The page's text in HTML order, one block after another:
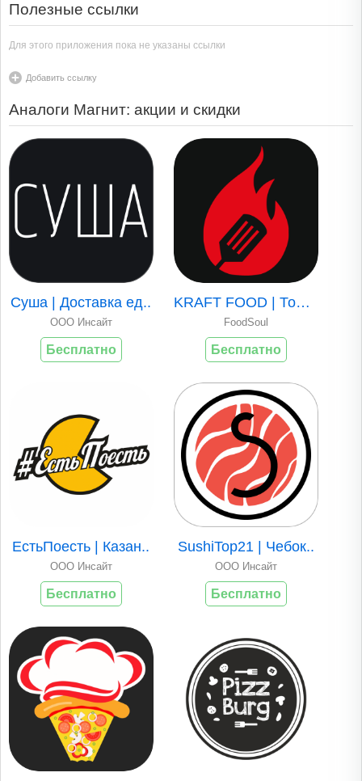
Полезные ссылки
Для этого приложения пока не указаны ссылки
Добавить ссылку
Аналоги Магнит: акции и скидки
Суша | Доставка ед..
ООО Инсайт
Бесплатно
KRAFT FOOD | Толья..
FoodSoul
Бесплатно
ЕстьПоесть | Казан..
ООО Инсайт
Бесплатно
SushiTop21 | Чебок..
ООО Инсайт
Бесплатно